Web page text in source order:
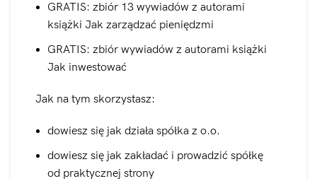
GRATIS: zbiór 13 wywiadów z autorami
książki Jak zarządzać pieniędzmi
GRATIS: zbiór wywiadów z autorami książki
Jak inwestować
Jak na tym skorzystasz:
dowiesz się jak działa spółka z o.o.
dowiesz się jak zakładać i prowadzić spółkę
od praktycznej strony